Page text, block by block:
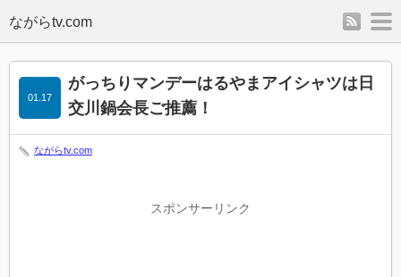
rss
がっちりマンデーはるやまアイシャツは日
交川鍋会長ご推薦！
01.17
ながらtv.com
スポンサーリンク